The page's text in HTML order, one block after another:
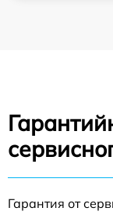
Гарантия от